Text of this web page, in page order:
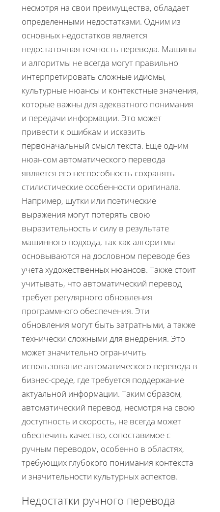
несмотря на свои преимущества, обладает
определенными недостатками. Одним из
основных недостатков является
недостаточная точность перевода. Машины
и алгоритмы не всегда могут правильно
интерпретировать сложные идиомы,
культурные нюансы и контекстные значения,
которые важны для адекватного понимания
и передачи информации. Это может
привести к ошибкам и исказить
первоначальный смысл текста. Еще одним
нюансом автоматического перевода
является его неспособность сохранять
стилистические особенности оригинала.
Например, шутки или поэтические
выражения могут потерять свою
выразительность и силу в результате
машинного подхода, так как алгоритмы
основываются на дословном переводе без
учета художественных нюансов. Также стоит
учитывать, что автоматический перевод
требует регулярного обновления
программного обеспечения. Эти
обновления могут быть затратными, а также
технически сложными для внедрения. Это
может значительно ограничить
использование автоматического перевода в
бизнес-среде, где требуется поддержание
актуальной информации. Таким образом,
автоматический перевод, несмотря на свою
доступность и скорость, не всегда может
обеспечить качество, сопоставимое с
ручным переводом, особенно в областях,
требующих глубокого понимания контекста
и значительности культурных аспектов.
Недостатки ручного перевода